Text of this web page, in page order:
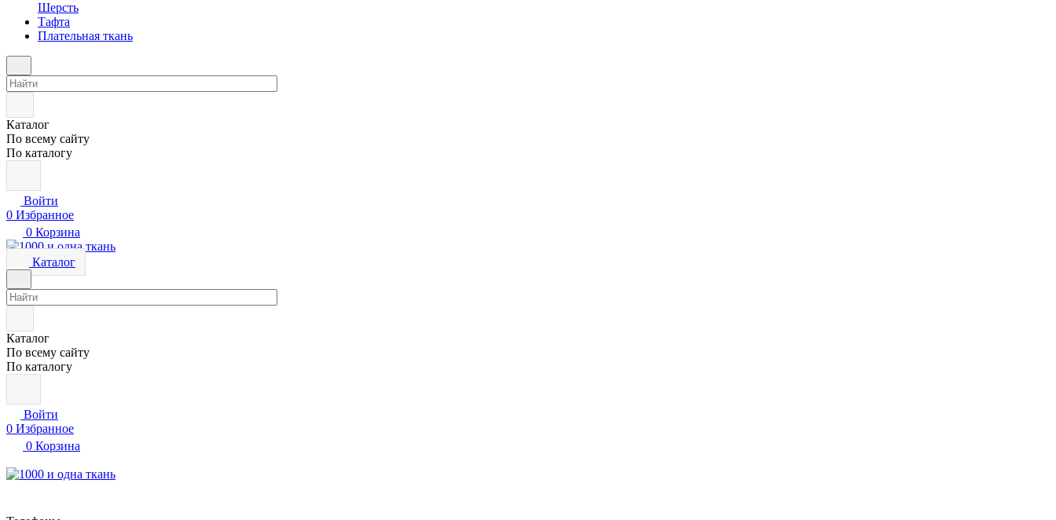
Шерсть
Тафта
Плательная ткань
Каталог
По всему сайту
По каталогу
Войти
0 Избранное
0 Корзина
Каталог
Каталог
По всему сайту
По каталогу
Войти
0 Избранное
0 Корзина